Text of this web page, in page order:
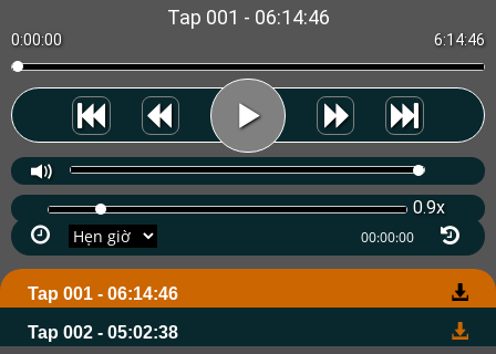
Tap 001 - 06:14:46
0:00:00 6:14:46
0.9x
Tap 001 - 06:14:46
Tap 002 - 05:02:38